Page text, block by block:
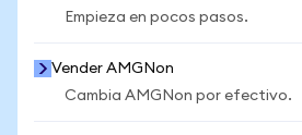
Empieza en pocos pasos.
Vender AMGNon
Cambia AMGNon por efectivo.